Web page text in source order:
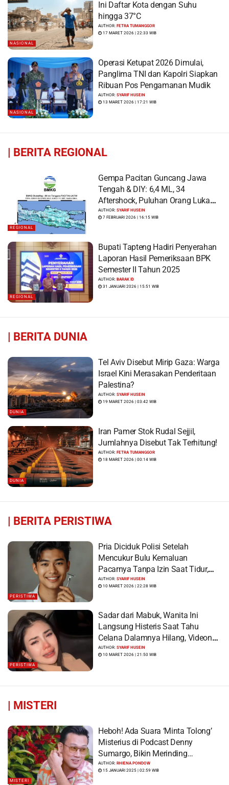
NASIONAL
Ini Daftar Kota dengan Suhu
hingga 37°C
AUTHOR:FETRA TUMANGGOR
17 MARET 2026 | 22:33 WIB
NASIONAL
Operasi Ketupat 2026 Dimulai,
Panglima TNI dan Kapolri Siapkan
Ribuan Pos Pengamanan Mudik
AUTHOR:SYARIF HUSEIN
13 MARET 2026 | 17:21 WIB
| BERITA REGIONAL
REGIONAL
Gempa Pacitan Guncang Jawa
Tengah & DIY: 6,4 ML, 34
Aftershock, Puluhan Orang Luka
dan Ratusan Bangunan Rusak
AUTHOR:SYARIF HUSEIN
7 FEBRUARI 2026 | 16:15 WIB
REGIONAL
Bupati Tapteng Hadiri Penyerahan
Laporan Hasil Pemeriksaan BPK
Semester II Tahun 2025
AUTHOR:BARAK ID
31 JANUARI 2026 | 15:51 WIB
| BERITA DUNIA
DUNIA
Tel Aviv Disebut Mirip Gaza: Warga
Israel Kini Merasakan Penderitaan
Palestina?
AUTHOR:SYARIF HUSEIN
19 MARET 2026 | 03:42 WIB
DUNIA
Iran Pamer Stok Rudal Sejjil,
Jumlahnya Disebut Tak Terhitung!
AUTHOR:FETRA TUMANGGOR
18 MARET 2026 | 00:14 WIB
| BERITA PERISTIWA
PERISTIWA
Pria Diciduk Polisi Setelah
Mencukur Bulu Kemaluan
Pacarnya Tanpa Izin Saat Tidur,
Korban Syok Saat Terbangun
AUTHOR:SYARIF HUSEIN
10 MARET 2026 | 22:28 WIB
PERISTIWA
Sadar dari Mabuk, Wanita Ini
Langsung Histeris Saat Tahu
Celana Dalamnya Hilang, Videonya
Viral
AUTHOR:SYARIF HUSEIN
10 MARET 2026 | 21:50 WIB
| MISTERI
MISTERI
Heboh! Ada Suara ‘Minta Tolong’
Misterius di Podcast Denny
Sumargo, Bikin Merinding…
AUTHOR:RHIENA PONDOW
15 JANUARI 2025 | 02:59 WIB